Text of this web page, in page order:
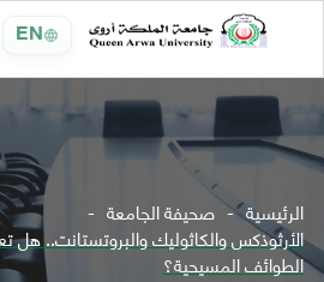
EN
الرئيسية صحيفة الجامعة
الأرثوذكس والكاثوليك والبروتستانت.. هل
الطوائف المسيحية؟